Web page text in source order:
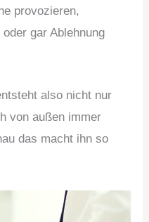
provozieren,
gar Ablehnung
also nicht nur
von außen immer
das macht ihn so